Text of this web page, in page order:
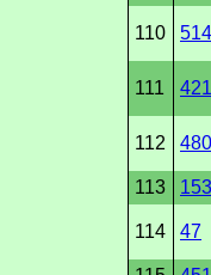
110 514
111 421
112 480
113 153
114 47